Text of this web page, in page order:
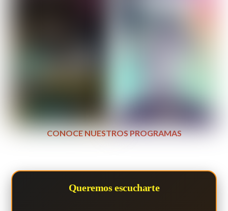
CONOCE NUESTROS PROGRAMAS
Queremos escucharte